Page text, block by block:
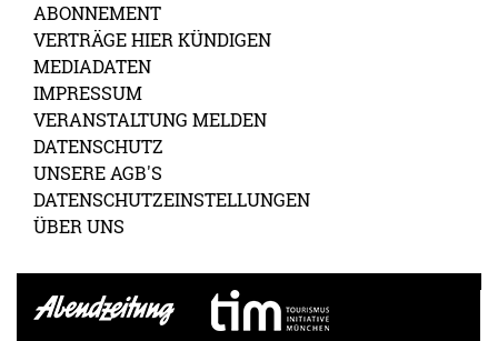
ABONNEMENT
VERTRÄGE HIER KÜNDIGEN
MEDIADATEN
IMPRESSUM
VERANSTALTUNG MELDEN
DATENSCHUTZ
UNSERE AGB'S
DATENSCHUTZEINSTELLUNGEN
ÜBER UNS